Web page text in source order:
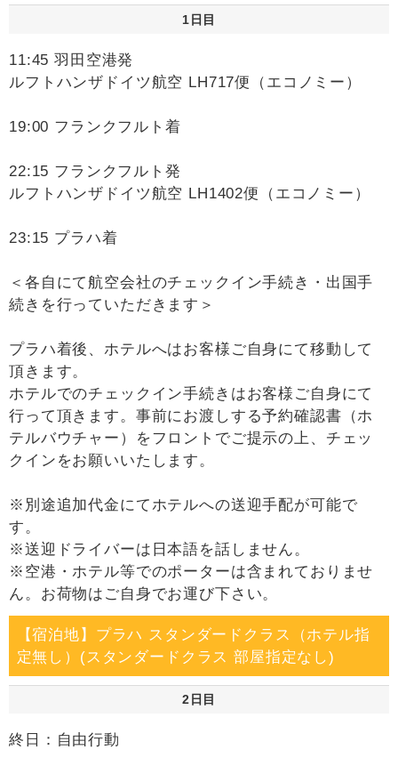
1日目
11:45 羽田空港発
ルフトハンザドイツ航空 LH717便（エコノミー）
19:00 フランクフルト着
22:15 フランクフルト発
ルフトハンザドイツ航空 LH1402便（エコノミー）
23:15 プラハ着
＜各自にて航空会社のチェックイン手続き・出国手
続きを行っていただきます＞
プラハ着後、ホテルへはお客様ご自身にて移動して
頂きます。
ホテルでのチェックイン手続きはお客様ご自身にて
行って頂きます。事前にお渡しする予約確認書（ホ
テルバウチャー）をフロントでご提示の上、チェッ
クインをお願いいたします。
※別途追加代金にてホテルへの送迎手配が可能で
す。
※送迎ドライバーは日本語を話しません。
※空港・ホテル等でのポーターは含まれておりませ
ん。お荷物はご自身でお運び下さい。
【宿泊地】プラハ スタンダードクラス（ホテル指
定無し）(スタンダードクラス 部屋指定なし)
2日目
終日：自由行動